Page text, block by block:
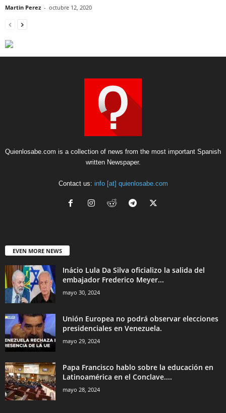
Martin Perez - octubre 12, 2020
Quienlosabe.com is a collection of news from the most important Spanish
written Newspaper.
Contact us: info [at] quienlosabe.com
EVEN MORE NEWS
Inácio Lula Da Silva oficializo la salida del
embajador Frederico Meyer...
mayo 30, 2024
Unión Europea no podrá observar elecciones
presidenciales en Venezuela.
mayo 29, 2024
Papa Francisco hablo sobre la educación en
Latinoamérica en el Conclave....
mayo 28, 2024